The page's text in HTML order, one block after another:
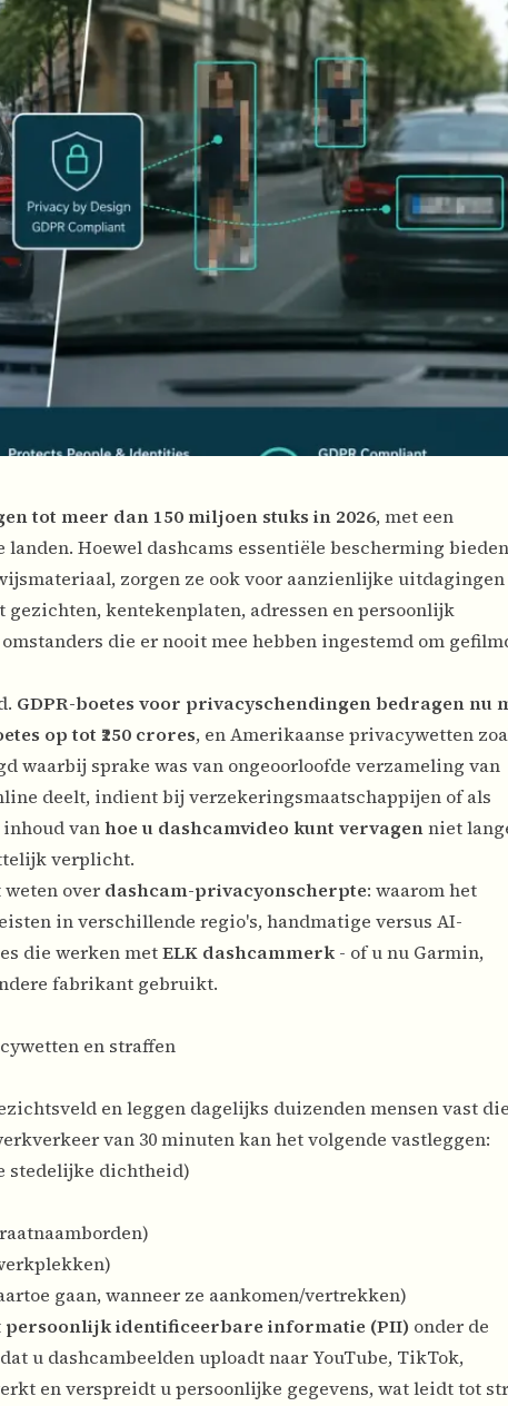
tot meer dan 150 miljoen stuks in 2026, met een
Hoewel dashcams essentiële bescherming
zorgen ze ook voor aanzienlijke uitdagingen
kentekenplaten, adressen en persoonlijk
die er nooit mee hebben ingestemd om
GDPR-boetes voor privacyschendingen bedragen nu
op tot ₹250 crores, en Amerikaanse privacywetten
waarbij sprake was van ongeoorloofde verzameling van
deelt, indient bij verzekeringsmaatschappijen of als
vanhoe u dashcamvideo kunt vervagenniet
verplicht.
over dashcam-privacyonscherpte: waarom het
in verschillende regio's, handmatige versus AI-
die werken metELK dashcammerk - of u nu Garmin,
fabrikant gebruikt.
en straffen
en leggen dagelijks duizenden mensen vast
van 30 minuten kan het volgende vastleggen:
stedelijke dichtheid)
gaan, wanneer ze aankomen/vertrekken)
persoonlijk identificeerbare informatie (PII) onder de
u dashcambeelden uploadt naar YouTube, TikTok,
en verspreidt u persoonlijke gegevens, wat leidt tot